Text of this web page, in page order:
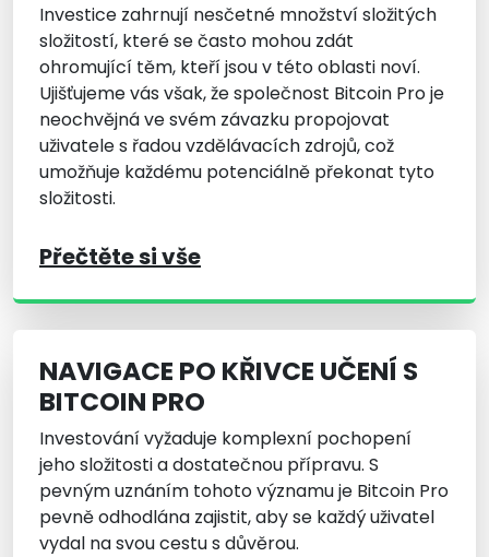
Investice zahrnují nesčetné množství složitých
složitostí, které se často mohou zdát
ohromující těm, kteří jsou v této oblasti noví.
Ujišťujeme vás však, že společnost Bitcoin Pro je
neochvějná ve svém závazku propojovat
uživatele s řadou vzdělávacích zdrojů, což
umožňuje každému potenciálně překonat tyto
složitosti.
Přečtěte si vše
NAVIGACE PO KŘIVCE UČENÍ S
BITCOIN PRO
Investování vyžaduje komplexní pochopení
jeho složitosti a dostatečnou přípravu. S
pevným uznáním tohoto významu je Bitcoin Pro
pevně odhodlána zajistit, aby se každý uživatel
vydal na svou cestu s důvěrou.